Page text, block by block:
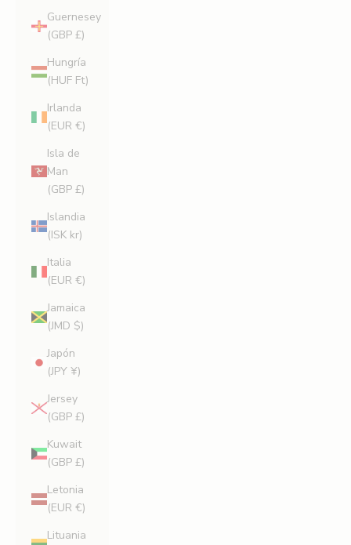
Guernesey
(GBP £)
Hungría
(HUF Ft)
Irlanda
(EUR €)
Isla de
Man
(GBP £)
Islandia
(ISK kr)
Italia
(EUR €)
Jamaica
(JMD $)
Japón
(JPY ¥)
Jersey
(GBP £)
Kuwait
(GBP £)
Letonia
(EUR €)
Lituania